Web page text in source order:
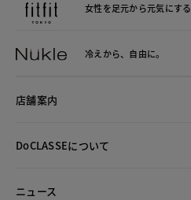
女性を足元から元気にする
冷えから、 自由に。
店舗案内
DoCLASSEについて
ニュース